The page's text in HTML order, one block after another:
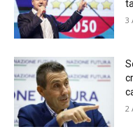
3
2